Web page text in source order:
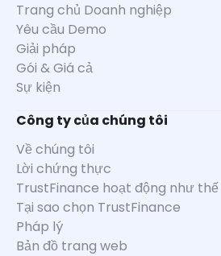
Trang chủ Doanh nghiệp
Yêu cầu Demo
Giải pháp
Gói & Giá cả
Sự kiện
Công ty của chúng tôi
Về chúng tôi
Lời chứng thực
TrustFinance hoạt động như
Tại sao chọn TrustFinance
Pháp lý
Bản đồ trang web